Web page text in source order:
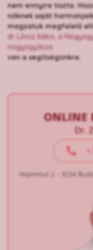
nem ennyire tiszta.
nőknek saját
magzatuk megfelelő
dr. Lőricz Ildikó, a
nőgyógyásza
van a segítségünkre.
ONLINE
Dr.
Mammut 2 - 1024